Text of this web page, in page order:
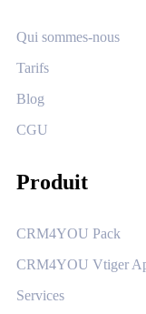
Qui sommes-nous
Tarifs
Blog
CGU
Produit
CRM4YOU Pack
CRM4YOU Vtiger
Services